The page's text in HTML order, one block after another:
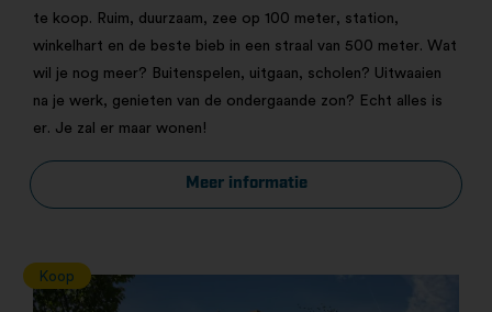
te koop. Ruim, duurzaam, zee op 100 meter, station,
winkelhart en de beste bieb in een straal van 500 meter. Wat
wil je nog meer? Buitenspelen, uitgaan, scholen? Uitwaaien
na je werk, genieten van de ondergaande zon? Echt alles is
er. Je zal er maar wonen!
Meer informatie
Koop